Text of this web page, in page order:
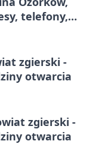
telefony,
zgierski -
otwarcia
zgierski -
otwarcia